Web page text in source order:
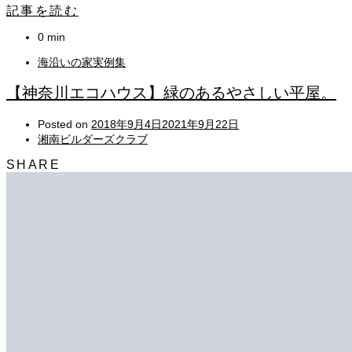
記事を読む
0 min
海沿いの家実例集
【神奈川エコハウス】緑のあるやさしい平屋。
Posted on 2018年9月4日2021年9月22日
湘南ビルダーズクラブ
SHARE